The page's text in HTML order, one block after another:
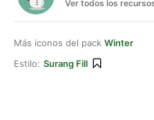
Ver todos los
Más iconos del pack Winter
Estilo: Surang Fill